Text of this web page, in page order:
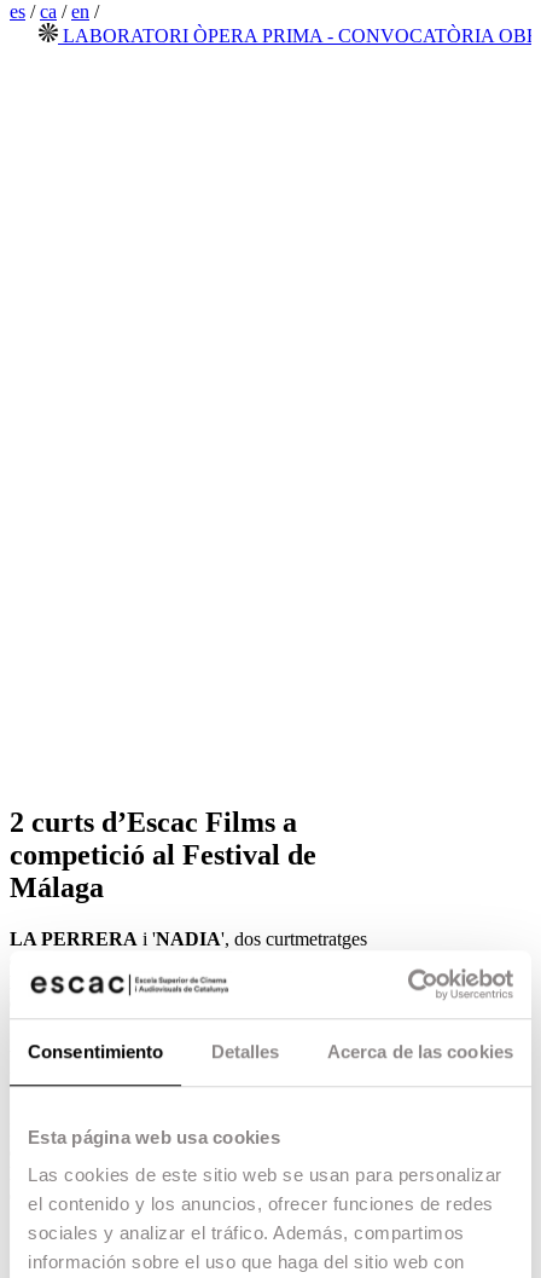
Consentimiento Detalles Acerca de las cookies
Esta página web usa cookies
Las cookies de este sitio web se usan para personalizar
el contenido y los anuncios, ofrecer funciones de redes
sociales y analizar el tráfico. Además, compartimos
información sobre el uso que haga del sitio web con
es /ca /en /
LABORATORI ÒPERA PRIMA - CONVOCATÒRIA
2 curts d’Escac Films a
competició al Festival de
Málaga
LA PERRERA i 'NADIA', dos curtmetratges
Festival de Màlaga.
Avui s’ha donat a conèixer la programació de la
tindrà lloc del 18 al 27 de març.
Estem molt contents d’anunciar que
curtmetratges de Final de Grau
Escac Fillmshan estat seleccionats per participar
en la
Secció Oficial de Curtmetratges
La perrera, dirigit per Emilio López
Azuaga.